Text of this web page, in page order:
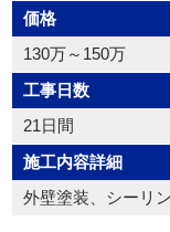
価格
130万～150万
工事日数
21日間
施工内容詳細
外壁塗装、シーリ